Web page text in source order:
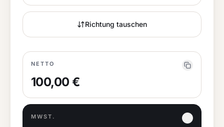
Richtung tauschen
NETTO
100,00 €
MWST.